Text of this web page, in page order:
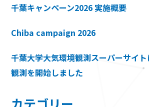
千葉キャンペーン2026 実施概要
Chiba campaign 2026
千葉大学大気環境観測スーパーサイト
観測を開始しました
カテゴリー